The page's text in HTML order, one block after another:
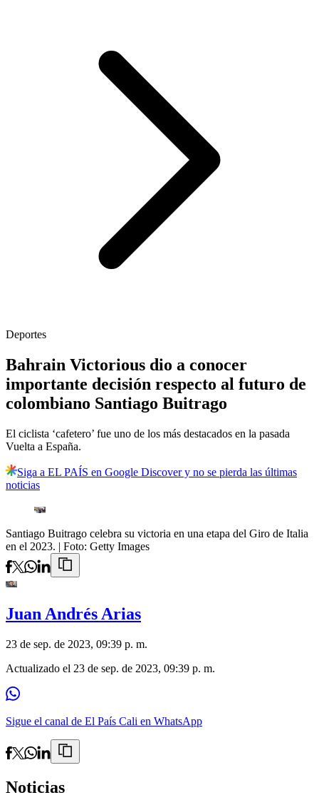
Deportes
Bahrain Victorious dio a conocer
importante decisión respecto al futuro de
colombiano Santiago Buitrago
El ciclista ‘cafetero’ fue uno de los más destacados en la pasada
Vuelta a España.
Siga a EL PAÍS en Google Discover y no se pierda las últimas
noticias
Santiago Buitrago celebra su victoria en una etapa del Giro de Italia
en el 2023. | Foto: Getty Images
Juan Andrés Arias
23 de sep. de 2023, 09:39 p. m.
Actualizado el 23 de sep. de 2023, 09:39 p. m.
Sigue el canal de El País Cali en WhatsApp
Noticias